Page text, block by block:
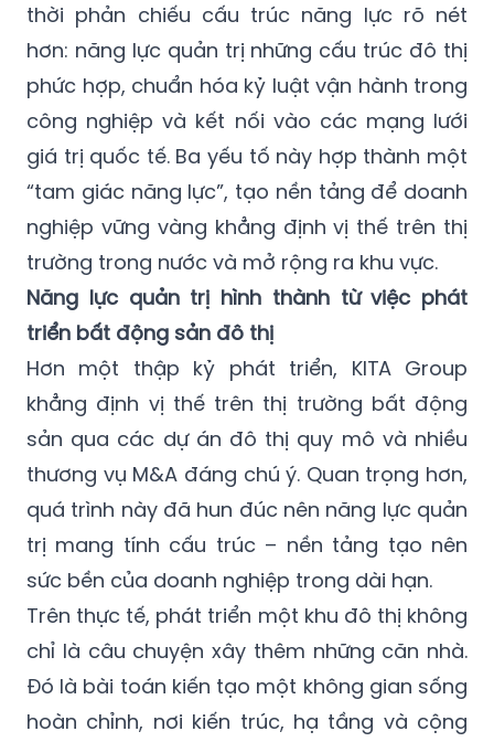
thời phản chiếu cấu trúc năng lực rõ nét
hơn: năng lực quản trị những cấu trúc đô thị
phức hợp, chuẩn hóa kỷ luật vận hành trong
công nghiệp và kết nối vào các mạng lưới
giá trị quốc tế. Ba yếu tố này hợp thành một
“tam giác năng lực”, tạo nền tảng để doanh
nghiệp vững vàng khẳng định vị thế trên thị
trường trong nước và mở rộng ra khu vực.
Năng lực quản trị hình thành từ việc phát
triển bất động sản đô thị
Hơn một thập kỷ phát triển, KITA Group
khẳng định vị thế trên thị trường bất động
sản qua các dự án đô thị quy mô và nhiều
thương vụ M&A đáng chú ý. Quan trọng hơn,
quá trình này đã hun đúc nên năng lực quản
trị mang tính cấu trúc – nền tảng tạo nên
sức bền của doanh nghiệp trong dài hạn.
Trên thực tế, phát triển một khu đô thị không
chỉ là câu chuyện xây thêm những căn nhà.
Đó là bài toán kiến tạo một không gian sống
hoàn chỉnh, nơi kiến trúc, hạ tầng và cộng